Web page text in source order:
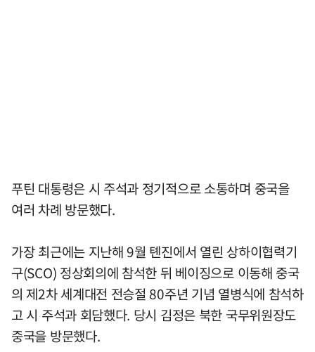
푸틴 대통령은 시 주석과 정기적으로 소통하며 중국을
여러 차례 방문했다.
가장 최근에는 지난해 9월 톈진에서 열린 상하이협력기
구(SCO) 정상회의에 참석한 뒤 베이징으로 이동해 중국
의 제2차 세계대전 전승절 80주년 기념 열병식에 참석하
고 시 주석과 회담했다. 당시 김정은 북한 국무위원장도
중국을 방문했다.